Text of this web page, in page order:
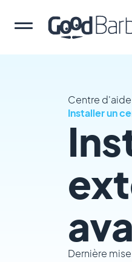
Centre d'aide
Installer un
Dernière mise